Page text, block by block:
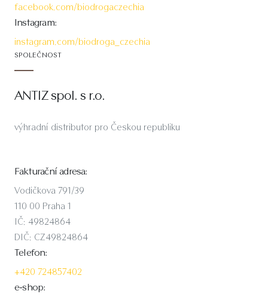
facebook.com/biodrogaczechia
Instagram:
instagram.com/biodroga_czechia
SPOLEČNOST
ANTIZ spol. s r.o.
výhradní distributor pro Českou republiku
Fakturační adresa:
Vodičkova 791/39
110 00 Praha 1
IČ: 49824864
DIČ: CZ49824864
Telefon:
+420 724857402
e-shop: